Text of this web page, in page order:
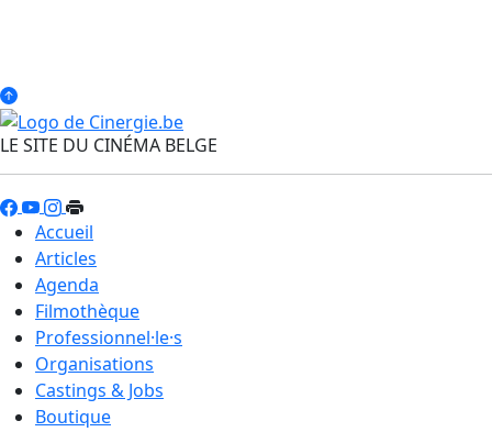
LE SITE DU CINÉMA BELGE
Accueil
Articles
Agenda
Filmothèque
Professionnel·le·s
Organisations
Castings & Jobs
Boutique